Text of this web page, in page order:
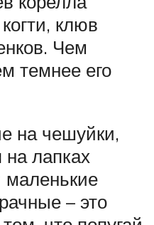
клюв
Чем
темнее его
на чешуйки,
на лапках
– это